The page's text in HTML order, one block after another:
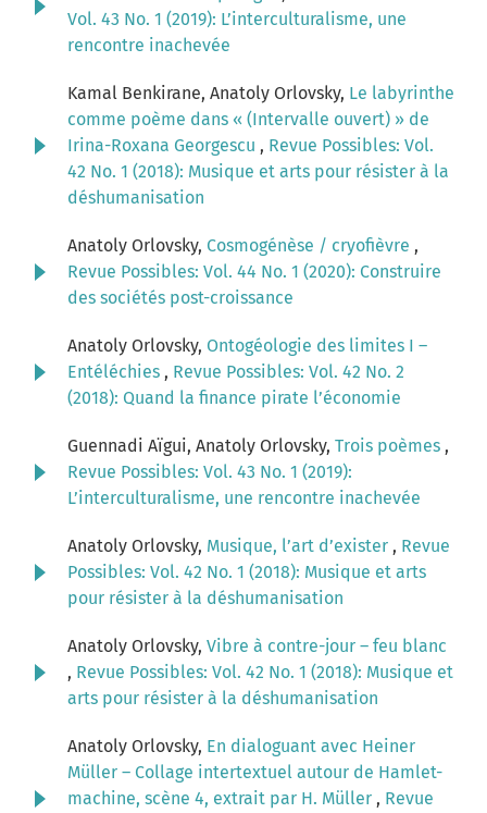
Vol. 43 No. 1 (2019): L’interculturalisme, une
rencontre inachevée
Kamal Benkirane, Anatoly Orlovsky, Le labyrinthe
comme poème dans « (Intervalle ouvert) » de
Irina-Roxana Georgescu , Revue Possibles: Vol.
42 No. 1 (2018): Musique et arts pour résister à la
déshumanisation
Anatoly Orlovsky, Cosmogénèse / cryofièvre ,
Revue Possibles: Vol. 44 No. 1 (2020): Construire
des sociétés post-croissance
Anatoly Orlovsky, Ontogéologie des limites I –
Entéléchies , Revue Possibles: Vol. 42 No. 2
(2018): Quand la finance pirate l’économie
Guennadi Aïgui, Anatoly Orlovsky, Trois poèmes ,
Revue Possibles: Vol. 43 No. 1 (2019):
L’interculturalisme, une rencontre inachevée
Anatoly Orlovsky, Musique, l’art d’exister , Revue
Possibles: Vol. 42 No. 1 (2018): Musique et arts
pour résister à la déshumanisation
Anatoly Orlovsky, Vibre à contre-jour – feu blanc
, Revue Possibles: Vol. 42 No. 1 (2018): Musique et
arts pour résister à la déshumanisation
Anatoly Orlovsky, En dialoguant avec Heiner
Müller – Collage intertextuel autour de Hamlet-
machine, scène 4, extrait par H. Müller , Revue